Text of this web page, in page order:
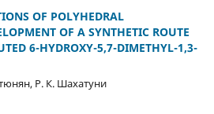
OF POLYHEDRAL
OF A SYNTHETIC ROUTE
6-HYDROXY-5,7-DIMETHYL-1,3-
Р. К. Шахатуни